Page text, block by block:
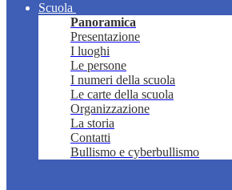
Scuola
Panoramica
Presentazione
I luoghi
Le persone
I numeri della scuola
Le carte della scuola
Organizzazione
La storia
Contatti
Bullismo e cyberbullismo